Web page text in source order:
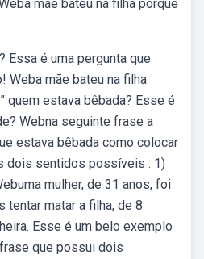
mãe bateu na filha porque
Essa é uma pergunta que
Weba mãe bateu na filha
quem estava bêbada? Esse é
Webna seguinte frase a
estava bêbada como colocar
dois sentidos possíveis : 1)
mulher, de 31 anos, foi
tentar matar a filha, de 8
Esse é um belo exemplo
que possui dois